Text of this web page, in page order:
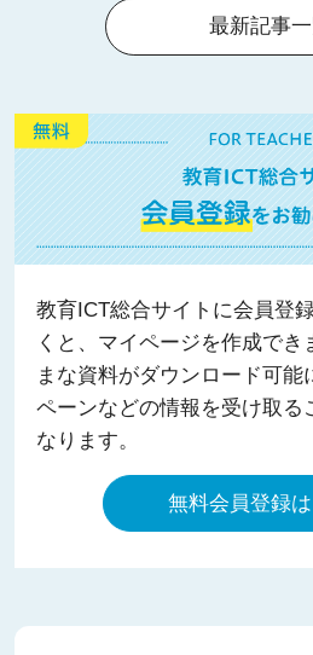
最新記事
教育ICT総合サイトに会員登
くと、マイページを作成で
まな資料がダウンロード可能
ペーンなどの情報を受け取る
なります。
無料会員登録